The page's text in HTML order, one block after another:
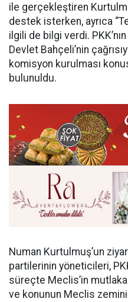
ile gerçekleştiren
destek isterken, ayrıca
ilgili de bilgi verdi.
Devlet Bahçeli’nin
komisyon kurulması
bulunuldu.
Numan Kurtulmuş’un
partilerinin yöneticileri,
süreçte Meclis’in
ve konunun Meclis